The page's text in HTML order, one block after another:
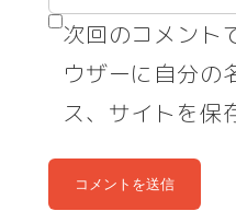
次回のコメント
ウザーに自分の
ス、サイトを保